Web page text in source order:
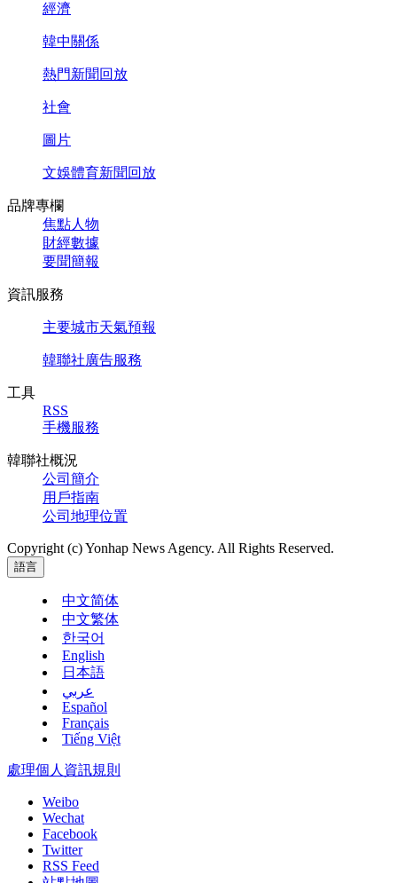
經濟
韓中關係
熱門新聞回放
社會
圖片
文娛體育新聞回放
品牌專欄
焦點人物
財經數據
要聞簡報
資訊服務
主要城市天氣預報
韓聯社廣告服務
工具
RSS
手機服務
韓聯社概況
公司簡介
用戶指南
公司地理位置
Copyright (c) Yonhap News Agency. All Rights Reserved.
語言
中文简体
中文繁体
한국어
English
日本語
عربي
Español
Français
Tiếng Việt
處理個人資訊規則
Weibo
Wechat
Facebook
Twitter
RSS Feed